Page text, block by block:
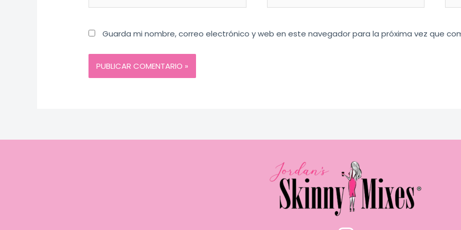
Guarda mi nombre, correo electrónico y web en este navegador para la próxima vez que